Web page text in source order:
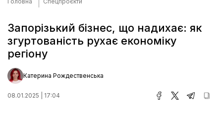
Запорізький бізнес, що надихає: як
згуртованість рухає економіку
регіону
Катерина Рождественська
08.01.2025 | 17:04